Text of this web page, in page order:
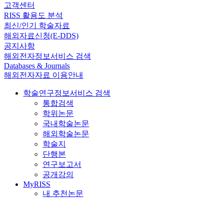
고객센터
RISS 활용도 분석
최신/인기 학술자료
해외자료신청(E-DDS)
공지사항
해외전자정보서비스 검색
Databases & Journals
해외전자자료 이용안내
학술연구정보서비스 검색
통합검색
학위논문
국내학술논문
해외학술논문
학술지
단행본
연구보고서
공개강의
MyRISS
내 추천논문